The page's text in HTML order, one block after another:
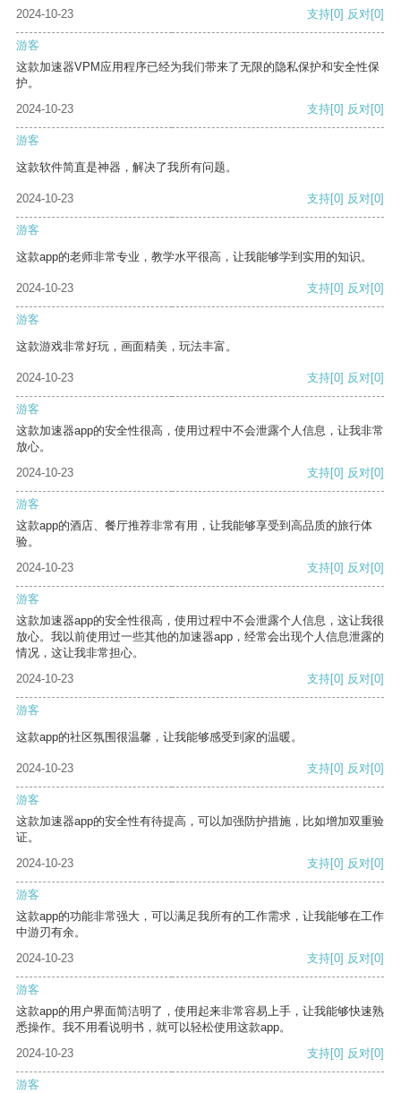
2024-10-23 支持[0] 反对[0]
游客
这款加速器VPM应用程序已经为我们带来了无限的隐私保护和安全性保
护。
2024-10-23
支持[0] 反对[0]
游客
这款软件简直是神器，解决了我所有问题。
2024-10-23 支持[0] 反对[0]
游客
这款app的老师非常专业，教学水平很高，让我能够学到实用的知识。
2024-10-23 支持[0] 反对[0]
游客
这款游戏非常好玩，画面精美，玩法丰富。
2024-10-23 支持[0] 反对[0]
游客
这款加速器app的安全性很高，使用过程中不会泄露个人信息，让我非常
放心。
2024-10-23
支持[0] 反对[0]
游客
这款app的酒店、餐厅推荐非常有用，让我能够享受到高品质的旅行体
验。
2024-10-23
支持[0] 反对[0]
游客
这款加速器app的安全性很高，使用过程中不会泄露个人信息，这让我很
放心。我以前使用过一些其他的加速器app，经常会出现个人信息泄露的
情况，这让我非常担心。
2024-10-23
支持[0] 反对[0]
游客
这款app的社区氛围很温馨，让我能够感受到家的温暖。
2024-10-23 支持[0] 反对[0]
游客
这款加速器app的安全性有待提高，可以加强防护措施，比如增加双重验
证。
2024-10-23
支持[0] 反对[0]
游客
这款app的功能非常强大，可以满足我所有的工作需求，让我能够在工作
中游刃有余。
2024-10-23
支持[0] 反对[0]
游客
这款app的用户界面简洁明了，使用起来非常容易上手，让我能够快速熟
悉操作。我不用看说明书，就可以轻松使用这款app。
2024-10-23
支持[0] 反对[0]
游客